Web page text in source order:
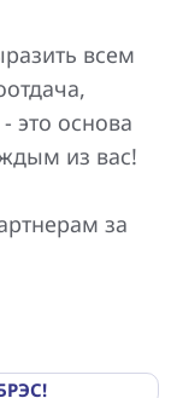
всем
это основа
из вас!
за